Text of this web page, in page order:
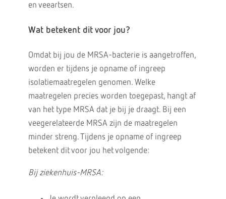
en veeartsen.
Wat betekent dit voor jou?
Omdat bij jou de MRSA-bacterie is aangetroffen,
worden er tijdens je opname of ingreep
isolatiemaatregelen genomen. Welke
maatregelen precies worden toegepast, hangt af
van het type MRSA dat je bij je draagt. Bij een
veegerelateerde MRSA zijn de maatregelen
minder streng. Tijdens je opname of ingreep
betekent dit voor jou het volgende:
Bij ziekenhuis-MRSA: